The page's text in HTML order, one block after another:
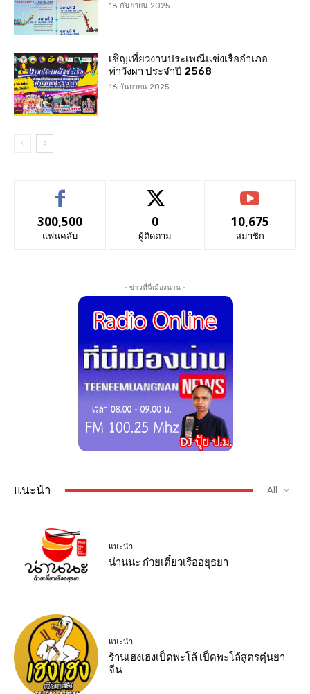
18 กันยายน 2025
เชิญเที่ยวงานประเพณีแข่งเรืออำเภอ
ท่าวังผา ประจำปี 2568
16 กันยายน 2025
300,500
แฟนคลับ
0
ผู้ติดตาม
10,675
สมาชิก
- ข่าวที่นี่เมืองน่าน -
แนะนำ All
แนะนำ
น่านนะ ก๋วยเตี๋ยวเรืออยุธยา
แนะนำ
ร้านเฮงเฮงเป็ดพะโล้ เป็ดพะโล้สูตรตุ๋นยา
จีน